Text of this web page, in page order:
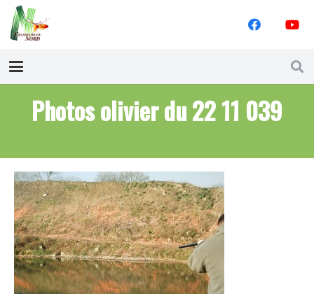
Photos olivier du 22 11 039